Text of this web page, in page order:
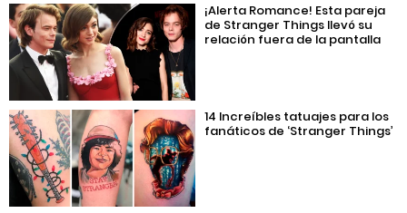
¡Alerta Romance! Esta pareja
de Stranger Things llevó su
relación fuera de la pantalla
14 Increíbles tatuajes para los
fanáticos de ‘Stranger Things’